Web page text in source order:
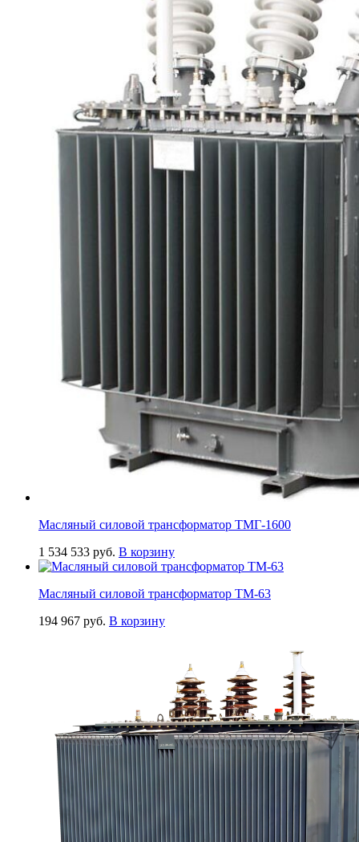
Масляный силовой трансформатор ТМГ-1600
1 534 533 руб. В корзину
Масляный силовой трансформатор ТМ-63
194 967 руб. В корзину